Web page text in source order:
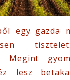
egy gazda
Megint
lesz